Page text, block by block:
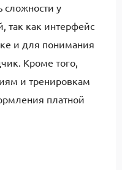
сложности у
так как интерфейс
и для понимания
Кроме того,
и тренировкам
платной